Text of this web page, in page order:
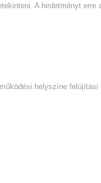
A hirdetményt erre
helyszíne